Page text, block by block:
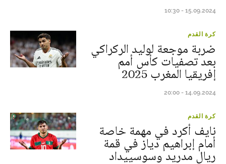
15.09.2024 - 10:30
كرة القدم
ضربة موجعة لوليد الركراكي
بعد تصفيات كأس أمم
إفريقيا المغرب 2025
14.09.2024 - 20:00
كرة القدم
نايف أكرد في مهمة خاصة
أمام إبراهيم دياز في قمة
ريال مدريد وسوسييداد